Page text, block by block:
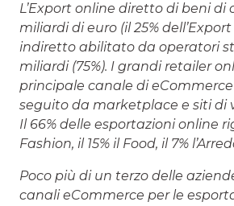
L’Export online diretto di beni di
miliardi di euro (il 25%
indiretto abilitato da operatori
miliardi (75%). I grandi retailer
principale canale di eCommerce
seguito da marketplace e siti di
Il 66% delle esportazioni online
Fashion, il 15% il Food, il 7%
Poco più di un terzo delle
canali eCommerce per le